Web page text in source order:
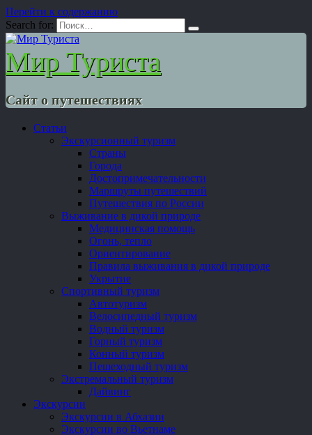
Перейти к содержанию
Search for:
Мир Туриста
Сайт о путешествиях
Статьи
Экскурсионный туризм
Страны
Города
Достопримечательности
Маршруты путешествий
Путешествия по России
Выживание в дикой природе
Медицинская помощь
Огонь, тепло
Ориентирование
Правила выживания в дикой природе
Укрытие
Спортивный туризм
Автотуризм
Велосипедный туризм
Водный туризм
Горный туризм
Конный туризм
Пешеходный туризм
Экстремальный туризм
Дайвинг
Экскурсии
Экскурсии в Абхазии
Экскурсии во Вьетнаме